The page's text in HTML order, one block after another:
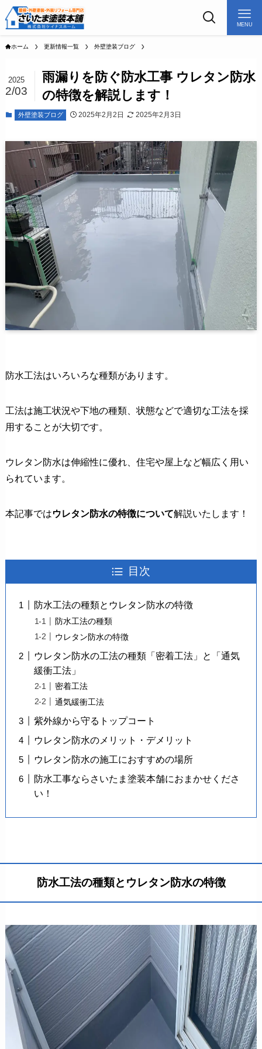
MENU
ホーム 更新情報一覧 外壁塗装ブログ
雨漏りを防ぐ防水工事 ウレタン防水
の特徴を解説します！
2025
2/03
外壁塗装ブログ 2025年2月2日 2025年2月3日
防水工法はいろいろな種類があります。
工法は施工状況や下地の種類、状態などで適切な工法を採
用することが大切です。
ウレタン防水は伸縮性に優れ、住宅や屋上など幅広く用い
られています。
本記事ではウレタン防水の特徴について解説いたします！
目次
防水工法の種類とウレタン防水の特徴
防水工法の種類
ウレタン防水の特徴
ウレタン防水の工法の種類「密着工法」と「通気
緩衝工法」
密着工法
通気緩衝工法
紫外線から守るトップコート
ウレタン防水のメリット・デメリット
ウレタン防水の施工におすすめの場所
防水工事ならさいたま塗装本舗におまかせくださ
い！
防水工法の種類とウレタン防水の特徴